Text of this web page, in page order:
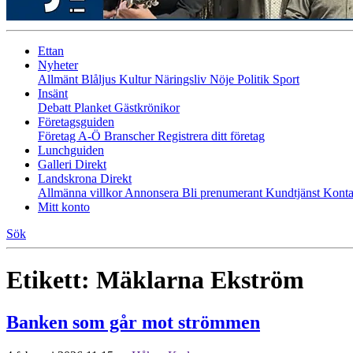
Ettan
Nyheter
Allmänt Blåljus KulturNäringsliv Nöje Politik Sport
Insänt
Debatt Planket Gästkrönikor
Företagsguiden
Företag A-Ö BranscherRegistrera ditt företag
Lunchguiden
Galleri Direkt
Landskrona Direkt
Allmänna villkorAnnonsera Bli prenumerant Kundtjänst
Mitt konto
Sök
Etikett: Mäklarna Ekström
Banken som går mot strömmen